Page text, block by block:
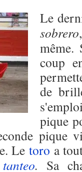
Le
sobrero
même.
coup
de
pique
pique
Letoro a
tanteo. Sa